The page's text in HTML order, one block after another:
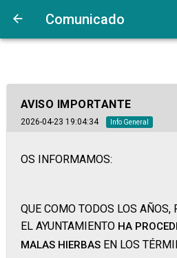
Comunicado
AVISO IMPORTANTE
2026-04-23 19:04:34 Info General
OS INFORMAMOS:
QUE COMO TODOS LOS AÑOS,
EL AYUNTAMIENTO HA
MALAS HIERBAS EN LOS